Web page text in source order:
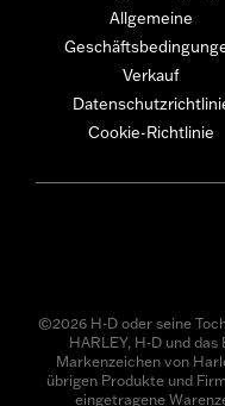
Allgemeine
Verkauf
Cookie-Richtlinie
©2026 H-D oder seine
HARLEY, H-D und
Markenzeichen von
übrigen Produkte und
eingetragene